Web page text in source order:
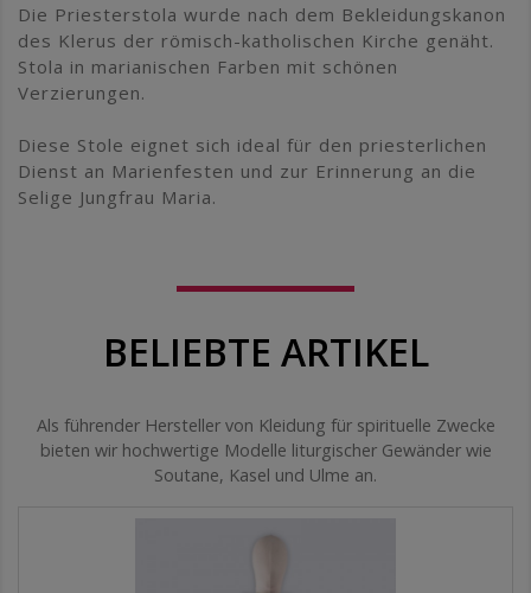
Die Priesterstola wurde nach dem Bekleidungskanon
des Klerus der römisch-katholischen Kirche genäht.
Stola in marianischen Farben mit schönen
Verzierungen.
Diese Stole eignet sich ideal für den priesterlichen
Dienst an Marienfesten und zur Erinnerung an die
Selige Jungfrau Maria.
BELIEBTE ARTIKEL
Als führender Hersteller von Kleidung für spirituelle Zwecke
bieten wir hochwertige Modelle liturgischer Gewänder wie
Soutane, Kasel und Ulme an.